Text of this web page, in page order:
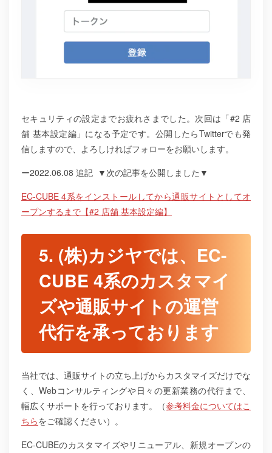
セキュリティの設定までお疲れさまでした。次回は「#2 店
舗 基本設定編」になる予定です。公開したらTwitterでも発
信しますので、よろしければフォローをお願いします。
ー2022.06.08 追記 ▼次の記事を公開しました▼
EC-CUBE 4系をインストールしてから通販サイトとしてオ
ープンするまで【#2 店舗 基本設定編】
5. (株)カジヤでは、EC-
CUBE 4系のカスタマイ
ズや通販サイトの運営
代行を承っております
当社では、通販サイトの立ち上げからカスタマイズだけでな
く、Webコンサルティングや日々の更新業務の代行まで、
幅広くサポートを行っております。（参考料金についてはこ
ちらをご確認ください）。
EC-CUBEのカスタマイズやリニューアル、新規オープンの